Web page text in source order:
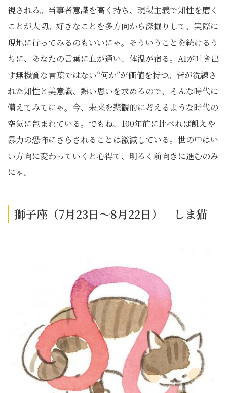
視される。当事者意識を高く持ち、現場主義で知性を磨く
ことが大切。好きなことを多方向から深掘りして、実際に
現地に行ってみるのもいいにゃ。そういうことを続けるう
ちに、あなたの言葉に血が通い、体温が宿る。AIが吐き出
す無機質な言葉ではない“何か”が価値を持つ。皆が洗練さ
れた知性と美意識、熱い思いを求めるので、そんな時代に
備えてみてにゃ。今、未来を悲観的に考えるような時代の
空気に包まれている。でもね、100年前に比べれば飢えや
暴力の恐怖にさらされることは激減している。世の中はい
い方向に変わっていくと心得て、明るく前向きに進むのみ
にゃ。
獅子座（7月23日～8月22日） しま猫